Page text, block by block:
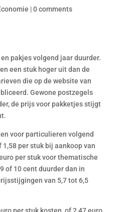
|0 comments
pakjes volgend jaar duurder.
een stuk hoger uit dan de
die op de website van
Gewone postzegels
de prijs voor pakketjes stijgt
voor particulieren volgend
1,58 per stuk bij aankoop van
per stuk voor thematische
of 10 cent duurder dan in
van 5,7 tot 6,5